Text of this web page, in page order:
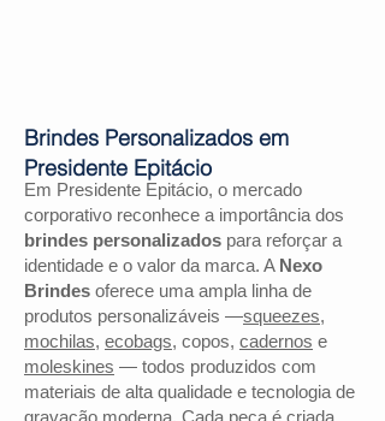
Em Presidente Epitácio, o mercado
corporativo reconhece a importância dos
brindes personalizados para reforçar a
identidade e o valor da marca. A Nexo
Brindes oferece uma ampla linha de
produtos personalizáveis —squeezes,
mochilas, ecobags, copos, cadernos e
moleskines — todos produzidos com
materiais de alta qualidade e tecnologia de
gravação moderna. Cada peça é criada
Brindes Personalizados em
Presidente Epitácio